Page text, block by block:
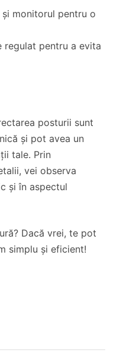
monitorul pentru o
regulat pentru a evita
posturii sunt
și pot avea un
tale. Prin
vei observa
și în aspectul
Dacă vrei, te pot
simplu și eficient!